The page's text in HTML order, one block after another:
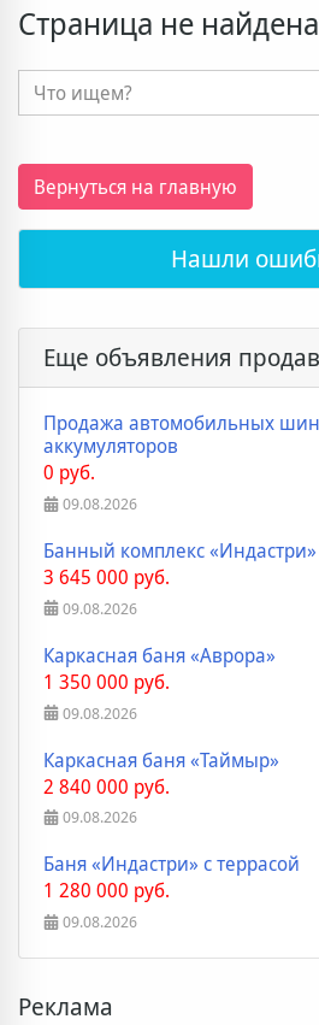
Страница не найдена
Вернуться на главную
Нашли
Еще объявления
Продажа автомобильных
аккумуляторов
0 руб.
09.08.2026
Банный комплекс «Индастри»
3 645 000 руб.
09.08.2026
Каркасная баня «Аврора»
1 350 000 руб.
09.08.2026
Каркасная баня «Таймыр»
2 840 000 руб.
09.08.2026
Баня «Индастри» с террасой
1 280 000 руб.
09.08.2026
Реклама